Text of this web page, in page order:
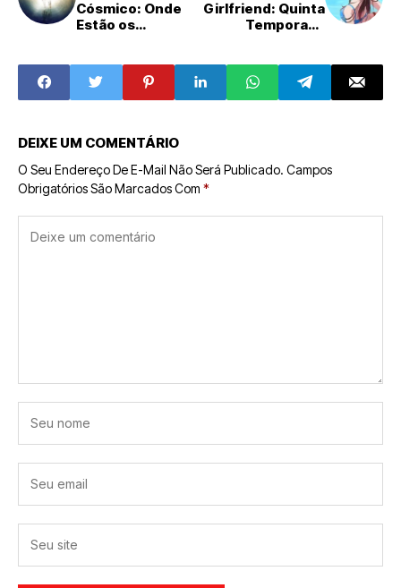
Cósmico: Onde
Estão os
Girlfriend: Quinta
Temporada
Trailer, Trilha
Sonora e Elenco
Confirmados
DEIXE UM COMENTÁRIO
O Seu Endereço De E-Mail Não Será Publicado. Campos
Obrigatórios São Marcados Com *